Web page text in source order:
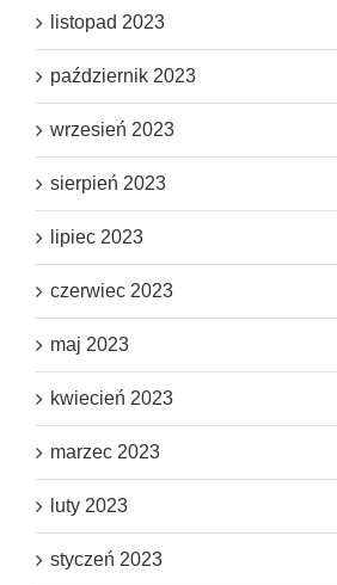
listopad 2023
październik 2023
wrzesień 2023
sierpień 2023
lipiec 2023
czerwiec 2023
maj 2023
kwiecień 2023
marzec 2023
luty 2023
styczeń 2023